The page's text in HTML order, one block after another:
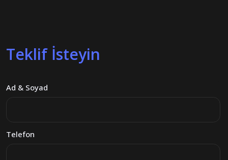
Teklif İsteyin
Ad & Soyad
Telefon